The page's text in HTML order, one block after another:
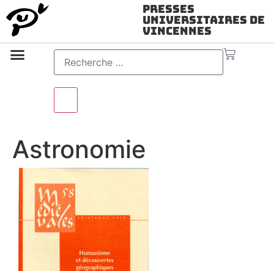
Presses
Universitaires de
Vincennes
Astronomie